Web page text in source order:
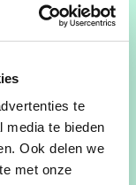
te
media te bieden
Ook delen we
met onze
met een
alle
om
legislatuur
is op